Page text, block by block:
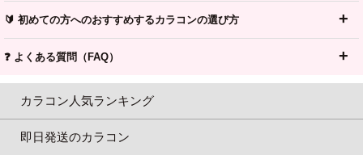
🔰 初めての方へのおすすめするカラコンの選び方
❓ よくある質問（FAQ）
カラコン人気ランキング
即日発送のカラコン